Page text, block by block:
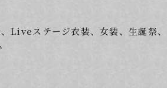
Liveステージ衣装、女装、生誕祭